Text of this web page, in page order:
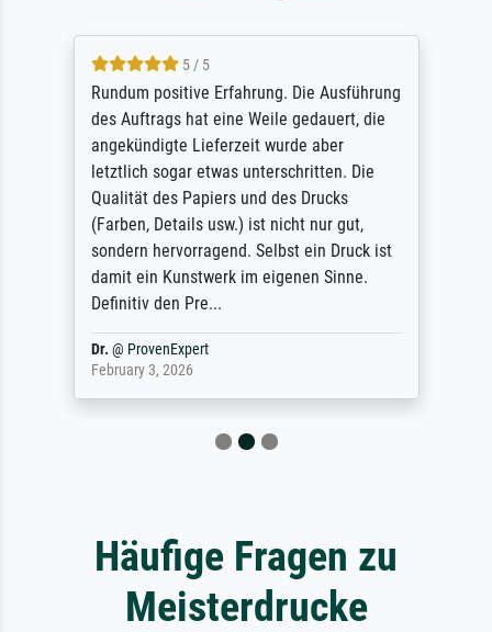
5 / 5
Rundum positive Erfahrung. Die Ausführung
des Auftrags hat eine Weile gedauert, die
angekündigte Lieferzeit wurde aber
letztlich sogar etwas unterschritten. Die
Qualität des Papiers und des Drucks
(Farben, Details usw.) ist nicht nur gut,
sondern hervorragend. Selbst ein Druck ist
damit ein Kunstwerk im eigenen Sinne.
Definitiv den Pre...
Dr. @ ProvenExpert
February 3, 2026
Häufige Fragen zu
Meisterdrucke